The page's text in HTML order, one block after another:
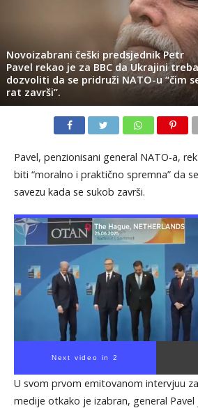
Novoizabrani češki predsjednik Petr
Pavel rekao je za BBC da Ukrajini treba
dozvoliti da se pridruži NATO-u “čim
rat završi”.
Pavel, penzionisani general NATO-a,
biti “moralno i praktično spremna” da
savezu kada se sukob završi.
Next video in 1
U svom prvom emitovanom intervjuu
medije otkako je izabran, general